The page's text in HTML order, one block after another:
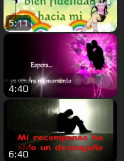
5:11
4:40
6:40